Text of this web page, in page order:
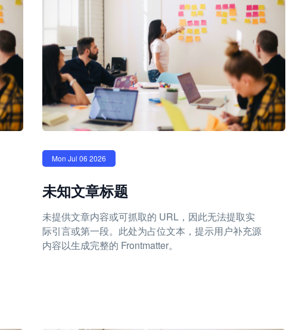
Mon Jul 06 2026
未知文章标题
未提供文章内容或可抓取的 URL，因此无法提取实
际引言或第一段。此处为占位文本，提示用户补充源
内容以生成完整的 Frontmatter。